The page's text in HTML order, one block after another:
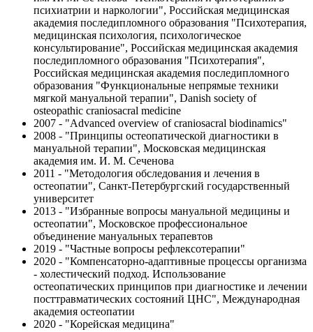
психиатрии и наркологии", Российская медицинская
академия последипломного образования "Психотерапия,
медицинская психология, психологическое
консультирование", Российская медицинская академия
последипломного образования "Психотерапия",
Российская медицинская академия последипломного
образования "Функциональные непрямые техники
мягкой мануальной терапии", Danish society of
osteopathic craniosacral medicine
2007 - "Advanced overview of craniosacral biodinamics"
2008 - "Принципы остеопатической диагностики в
мануальной терапии", Московская медицинская
академия им. И. М. Сеченова
2011 - "Методология обследования и лечения в
остеопатии", Санкт-Петербургский государственный
университет
2013 - "Избранные вопросы мануальной медицины и
остеопатии", Московское профессиональное
объединение мануальных терапевтов
2019 - "Частные вопросы рефлексотерапии"
2020 - "Компенсаторно-адаптивные процессы организма
- холестический подход. Использование
остеопатических принципов при диагностике и лечении
посттравматических состояний ЦНС", Международная
академия остеопатии
2020 - "Корейская медицина"